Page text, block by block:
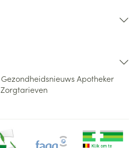
Gezondheidsnieuws Apotheker
Zorgtarieven